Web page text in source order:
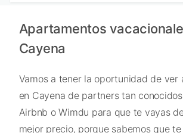
Apartamentos
Cayena
Vamos a tener la oportunidad de ver
en Cayena de partners tan
Airbnb o Wimdu para que te vayas
mejor precio, porque sabemos que